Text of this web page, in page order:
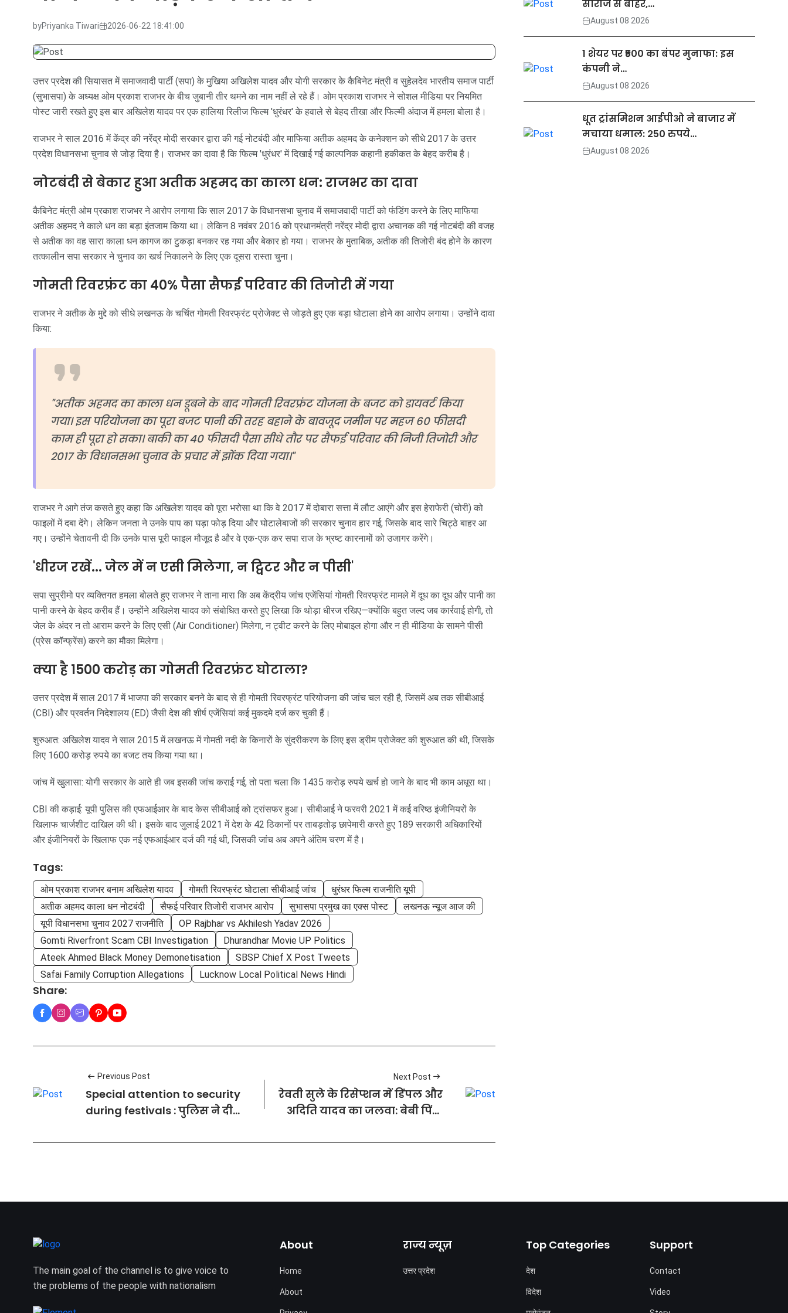
byPriyanka Tiwari 2026-06-22 18:41:00
उत्तर प्रदेश की सियासत में समाजवादी पार्टी (सपा) के मुखिया अखिलेश यादव और योगी सरकार के कैबिनेट मंत्री व सुहेलदेव भारतीय समाज पार्टी
(सुभासपा) के अध्यक्ष ओम प्रकाश राजभर के बीच जुबानी तीर थमने का नाम नहीं ले रहे हैं। ओम प्रकाश राजभर ने सोशल मीडिया पर नियमित
पोस्ट जारी रखते हुए इस बार अखिलेश यादव पर एक हालिया रिलीज फिल्म 'धुरंधर' के हवाले से बेहद तीखा और फिल्मी अंदाज में हमला बोला है।
राजभर ने साल 2016 में केंद्र की नरेंद्र मोदी सरकार द्वारा की गई नोटबंदी और माफिया अतीक अहमद के कनेक्शन को सीधे 2017 के उत्तर
प्रदेश विधानसभा चुनाव से जोड़ दिया है। राजभर का दावा है कि फिल्म 'धुरंधर' में दिखाई गई काल्पनिक कहानी हकीकत के बेहद करीब है।
नोटबंदी से बेकार हुआ अतीक अहमद का काला धन: राजभर का दावा
कैबिनेट मंत्री ओम प्रकाश राजभर ने आरोप लगाया कि साल 2017 के विधानसभा चुनाव में समाजवादी पार्टी को फंडिंग करने के लिए माफिया
अतीक अहमद ने काले धन का बड़ा इंतजाम किया था। लेकिन 8 नवंबर 2016 को प्रधानमंत्री नरेंद्र मोदी द्वारा अचानक की गई नोटबंदी की वजह
से अतीक का वह सारा काला धन कागज का टुकड़ा बनकर रह गया और बेकार हो गया। राजभर के मुताबिक, अतीक की तिजोरी बंद होने के कारण
तत्कालीन सपा सरकार ने चुनाव का खर्च निकालने के लिए एक दूसरा रास्ता चुना।
गोमती रिवरफ्रंट का 40% पैसा सैफई परिवार की तिजोरी में गया
राजभर ने अतीक के मुद्दे को सीधे लखनऊ के चर्चित गोमती रिवरफ्रंट प्रोजेक्ट से जोड़ते हुए एक बड़ा घोटाला होने का आरोप लगाया। उन्होंने दावा
किया:
"अतीक अहमद का काला धन डूबने के बाद गोमती रिवरफ्रंट योजना के बजट को डायवर्ट किया
गया। इस परियोजना का पूरा बजट पानी की तरह बहाने के बावजूद जमीन पर महज 60 फीसदी
काम ही पूरा हो सका। बाकी का 40 फीसदी पैसा सीधे तौर पर सैफई परिवार की निजी तिजोरी और
2017 के विधानसभा चुनाव के प्रचार में झोंक दिया गया।"
राजभर ने आगे तंज कसते हुए कहा कि अखिलेश यादव को पूरा भरोसा था कि वे 2017 में दोबारा सत्ता में लौट आएंगे और इस हेराफेरी (चोरी) को
फाइलों में दबा देंगे। लेकिन जनता ने उनके पाप का घड़ा फोड़ दिया और घोटालेबाजों की सरकार चुनाव हार गई, जिसके बाद सारे चिट्ठे बाहर आ
गए। उन्होंने चेतावनी दी कि उनके पास पूरी फाइल मौजूद है और वे एक-एक कर सपा राज के भ्रष्ट कारनामों को उजागर करेंगे।
'धीरज रखें... जेल में न एसी मिलेगा, न ट्विटर और न पीसी'
सपा सुप्रीमो पर व्यक्तिगत हमला बोलते हुए राजभर ने ताना मारा कि अब केंद्रीय जांच एजेंसियां गोमती रिवरफ्रंट मामले में दूध का दूध और पानी का
पानी करने के बेहद करीब हैं। उन्होंने अखिलेश यादव को संबोधित करते हुए लिखा कि थोड़ा धीरज रखिए—क्योंकि बहुत जल्द जब कार्रवाई होगी, तो
जेल के अंदर न तो आराम करने के लिए एसी (Air Conditioner) मिलेगा, न ट्वीट करने के लिए मोबाइल होगा और न ही मीडिया के सामने पीसी
(प्रेस कॉन्फ्रेंस) करने का मौका मिलेगा।
क्या है 1500 करोड़ का गोमती रिवरफ्रंट घोटाला?
उत्तर प्रदेश में साल 2017 में भाजपा की सरकार बनने के बाद से ही गोमती रिवरफ्रंट परियोजना की जांच चल रही है, जिसमें अब तक सीबीआई
(CBI) और प्रवर्तन निदेशालय (ED) जैसी देश की शीर्ष एजेंसियां कई मुकदमे दर्ज कर चुकी हैं।
शुरुआत: अखिलेश यादव ने साल 2015 में लखनऊ में गोमती नदी के किनारों के सुंदरीकरण के लिए इस ड्रीम प्रोजेक्ट की शुरुआत की थी, जिसके
लिए 1600 करोड़ रुपये का बजट तय किया गया था।
जांच में खुलासा: योगी सरकार के आते ही जब इसकी जांच कराई गई, तो पता चला कि 1435 करोड़ रुपये खर्च हो जाने के बाद भी काम अधूरा था।
CBI की कड़ाई: यूपी पुलिस की एफआईआर के बाद केस सीबीआई को ट्रांसफर हुआ। सीबीआई ने फरवरी 2021 में कई वरिष्ठ इंजीनियरों के
खिलाफ चार्जशीट दाखिल की थी। इसके बाद जुलाई 2021 में देश के 42 ठिकानों पर ताबड़तोड़ छापेमारी करते हुए 189 सरकारी अधिकारियों
और इंजीनियरों के खिलाफ एक नई एफआईआर दर्ज की गई थी, जिसकी जांच अब अपने अंतिम चरण में है।
Tags:
ओम प्रकाश राजभर बनाम अखिलेश यादव गोमती रिवरफ्रंट घोटाला सीबीआई जांच
धुरंधर फिल्म राजनीति यूपी
अतीक अहमद काला धन नोटबंदी
सैफई परिवार तिजोरी राजभर आरोप सुभासपा प्रमुख का एक्स पोस्ट
लखनऊ न्यूज आज की
यूपी विधानसभा चुनाव 2027 राजनीति
OP Rajbhar vs Akhilesh Yadav 2026
Gomti Riverfront Scam CBI Investigation
Dhurandhar Movie UP Politics
Ateek Ahmed Black Money Demonetisation
SBSP Chief X Post Tweets
Safai Family Corruption Allegations
Lucknow Local Political News Hindi
Share:
Previous Post
Special attention to security
during festivals : पुलिस ने दी
Next Post
रेवती सुले के रिसेप्शन में डिंपल और
अदिति यादव का जलवा: बेबी पिंक
क्लासी लुक ने लूटी महफिल
सीरीज से बाहर,…
August 08 2026
1 शेयर पर ₹500 का बंपर मुनाफा: इस
कंपनी ने…
August 08 2026
धूत ट्रांसमिशन आईपीओ ने बाजार में
मचाया धमाल: 250 रुपये…
August 08 2026
The main goal of the channel is to give voice to
the problems of the people with nationalism
About
Home
About
राज्य न्यूज़
उत्तर प्रदेश
Top Categories
देश
विदेश
Support
Contact
Video